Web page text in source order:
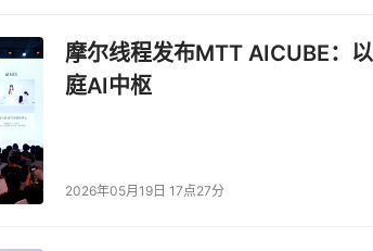
摩尔线程发布MTT AICUBE：
庭AI中枢
2026年05月19日 17点27分